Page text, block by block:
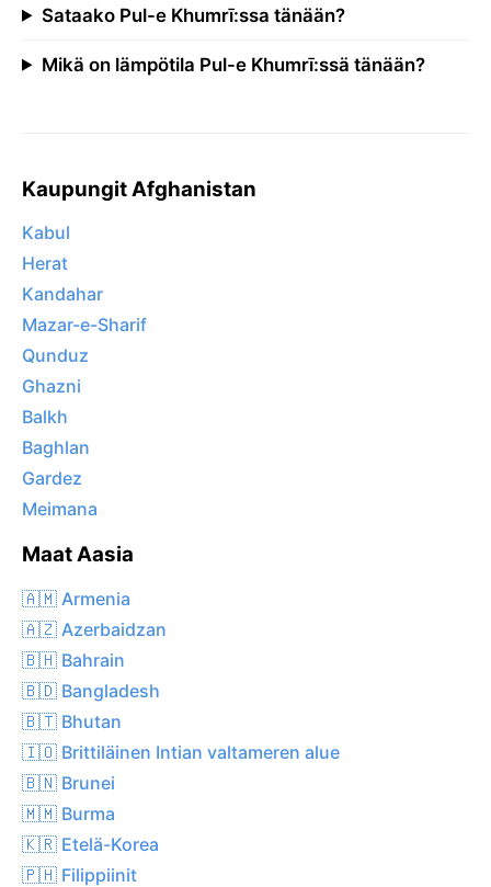
Sataako Pul-e Khumrī:ssa tänään?
Mikä on lämpötila Pul-e Khumrī:ssä tänään?
Kaupungit Afghanistan
Kabul
Herat
Kandahar
Mazar-e-Sharif
Qunduz
Ghazni
Balkh
Baghlan
Gardez
Meimana
Maat Aasia
🇦🇲 Armenia
🇦🇿 Azerbaidzan
🇧🇭 Bahrain
🇧🇩 Bangladesh
🇧🇹 Bhutan
🇮🇴 Brittiläinen Intian valtameren alue
🇧🇳 Brunei
🇲🇲 Burma
🇰🇷 Etelä-Korea
🇵🇭 Filippiinit